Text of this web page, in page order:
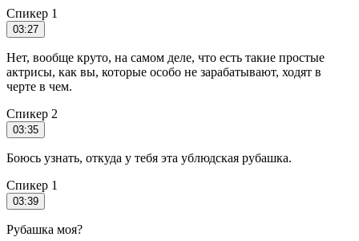
Спикер 1
03:27
Нет, вообще круто, на самом деле, что есть такие простые
актрисы, как вы, которые особо не зарабатывают, ходят в
черте в чем.
Спикер 2
03:35
Боюсь узнать, откуда у тебя эта ублюдская рубашка.
Спикер 1
03:39
Рубашка моя?